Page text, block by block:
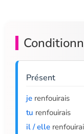
Présent
je renfouirais
tu renfouirais
il / elle